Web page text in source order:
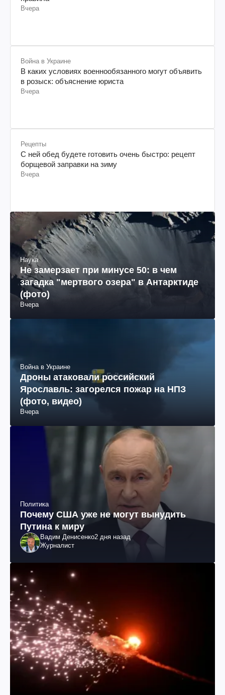
Вчера
Война в Украине
В каких условиях военнообязанного могут объявить
в розыск: объяснение юриста
Вчера
Рецепты
С ней обед будете готовить очень быстро: рецепт
борщевой заправки на зиму
Вчера
Наука
Не замерзает при минусе 50: в чем
загадка "мертвого озера" в Антарктиде
(фото)
Вчера
Война в Украине
Дроны атаковали российский
Ярославль: загорелся пожар на НПЗ
(фото, видео)
Вчера
Политика
Почему США уже не могут вынудить
Путина к миру
Вадим Денисенко2 дня назад
Журналист